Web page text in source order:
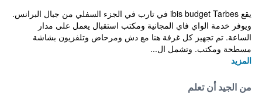
يقع ibis budget Tarbes في تارب في الجزء السفلي من جبال البرانس.
ويوفر خدمة الواي فاي المجانية ومكتب استقبال يعمل على مدار
الساعة. تم تجهيز كل غرفة هنا مع دش ومرحاض وتلفزيون بشاشة
مسطحة ومكتب. وتشمل ال...
المزيد
من الجيد أن تعلم